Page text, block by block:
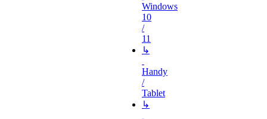
Windows
10
/
11
↳
Handy
/
Tablet
↳